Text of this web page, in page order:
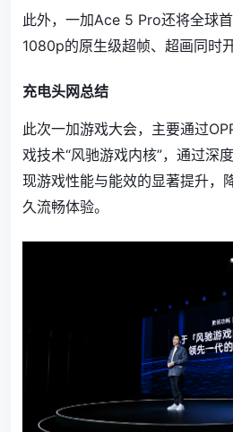
此外，一加Ace 5 Pro还将全球
1080p的原生级超帧、超画同时
充电头网总结
此次一加游戏大会，主要通过
戏技术“风驰游戏内核”，通过深
现游戏性能与能效的显著提升，
久流畅体验。